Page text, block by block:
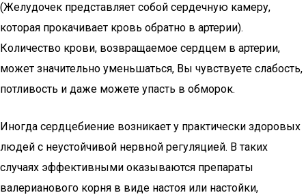
(Желудочек представляет собой сердечную камеру,
которая прокачивает кровь обратно в артерии).
Количество крови, возвращаемое сердцем в артерии,
может значительно уменьшаться, Вы чувствуете слабость,
потливость и даже можете упасть в обморок.
Иногда сердцебиение возникает у практически здоровых
людей с неустойчивой нервной регуляцией. В таких
случаях эффективными оказываются препараты
валерианового корня в виде настоя или настойки,